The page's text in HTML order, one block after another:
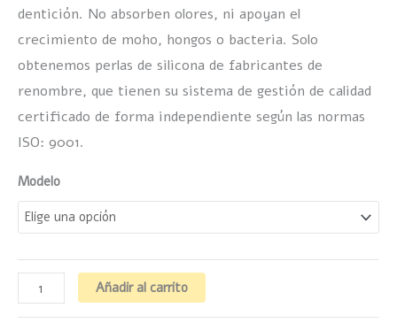
dentición. No absorben olores, ni apoyan el
crecimiento de moho, hongos o bacteria. Solo
obtenemos perlas de silicona de fabricantes de
renombre, que tienen su sistema de gestión de calidad
certificado de forma independiente según las normas
ISO: 9001.
Modelo
Añadir al carrito